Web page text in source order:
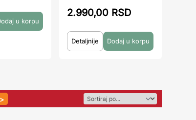
2.990,00 RSD
Detaljnije